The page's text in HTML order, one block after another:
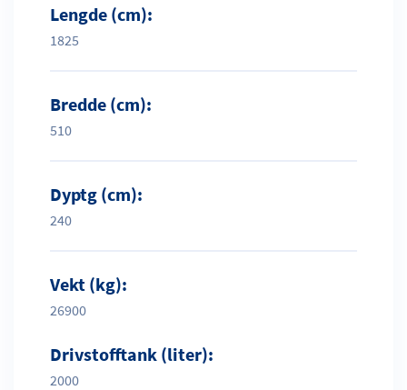
Lengde (cm):
1825
Bredde (cm):
510
Dyptg (cm):
240
Vekt (kg):
26900
Drivstofftank (liter):
2000